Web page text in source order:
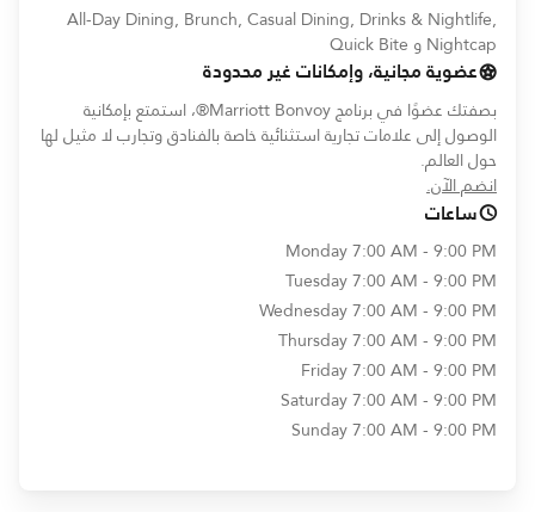
All-Day Dining, Brunch, Casual Dining, Drinks & Nightlife,
Nightcap و Quick Bite
عضوية مجانية، وإمكانات غير محدودة
بصفتك عضوًا في برنامج Marriott Bonvoy®، استمتع بإمكانية
الوصول إلى علامات تجارية استثنائية خاصة بالفنادق وتجارب لا مثيل لها
حول العالم.
انضم الآن.
ساعات
Monday7:00 AM - 9:00 PM
Tuesday7:00 AM - 9:00 PM
Wednesday7:00 AM - 9:00 PM
Thursday7:00 AM - 9:00 PM
Friday7:00 AM - 9:00 PM
Saturday7:00 AM - 9:00 PM
Sunday7:00 AM - 9:00 PM